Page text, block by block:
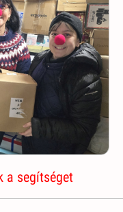
a segítséget